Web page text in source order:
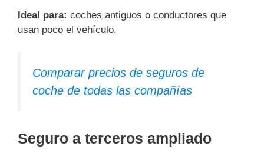
Ideal para: coches antiguos o conductores que
usan poco el vehículo.
Comparar precios de seguros de
coche de todas las compañías
Seguro a terceros ampliado